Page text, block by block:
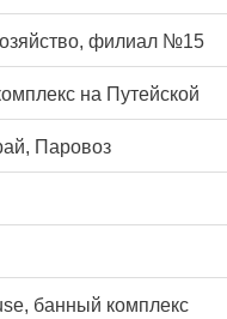
филиал №15
на Путейской
Паровоз
банный комплекс